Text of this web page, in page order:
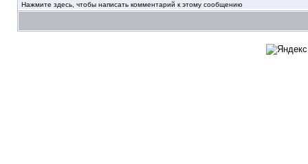
Нажмите здесь, чтобы написать комментарий к этому сообщению